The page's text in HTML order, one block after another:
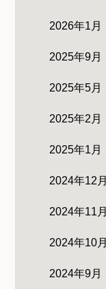
2026年1月
2025年9月
2025年5月
2025年2月
2025年1月
2024年12月
2024年11月
2024年10月
2024年9月